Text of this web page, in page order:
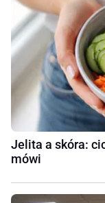
Jelita a skóra:
mówi